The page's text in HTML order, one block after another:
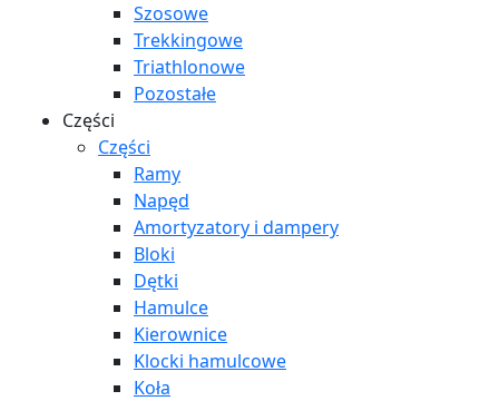
Szosowe
Trekkingowe
Triathlonowe
Pozostałe
Części
Części
Ramy
Napęd
Amortyzatory i dampery
Bloki
Dętki
Hamulce
Kierownice
Klocki hamulcowe
Koła